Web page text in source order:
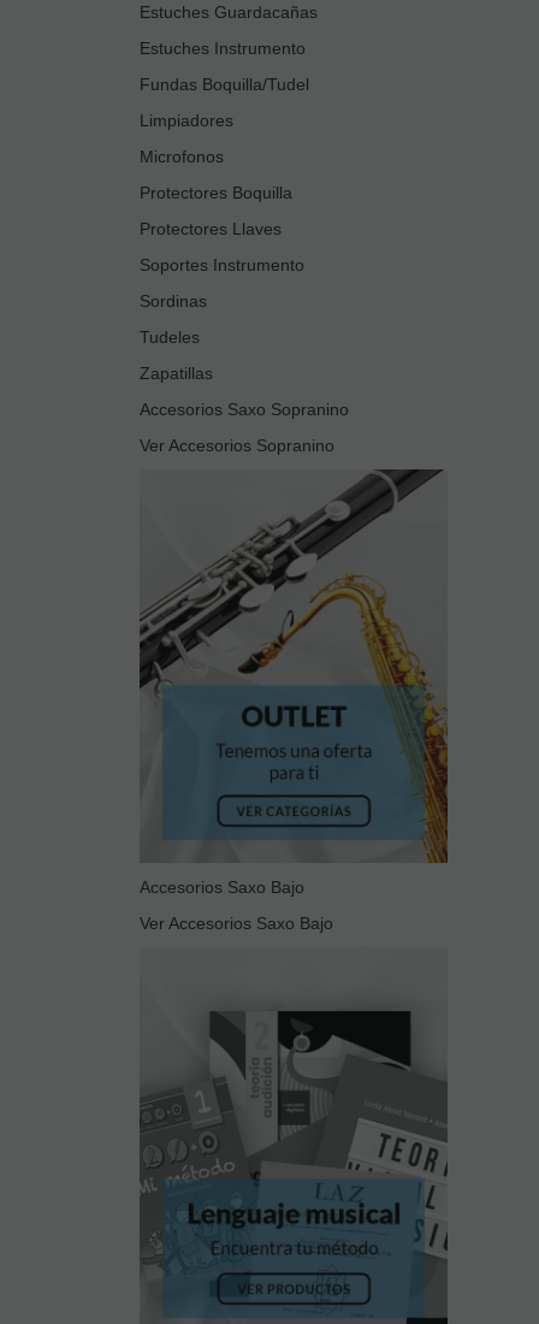
Estuches Guardacañas
Estuches Instrumento
Fundas Boquilla/Tudel
Limpiadores
Microfonos
Protectores Boquilla
Protectores Llaves
Soportes Instrumento
Sordinas
Tudeles
Zapatillas
Accesorios Saxo Sopranino
Ver Accesorios Sopranino
Accesorios Saxo Bajo
Ver Accesorios Saxo Bajo